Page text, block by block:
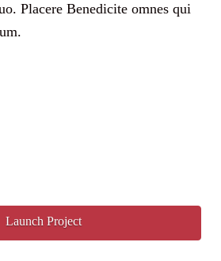
Placere Benedicite omnes qui
Launch Project